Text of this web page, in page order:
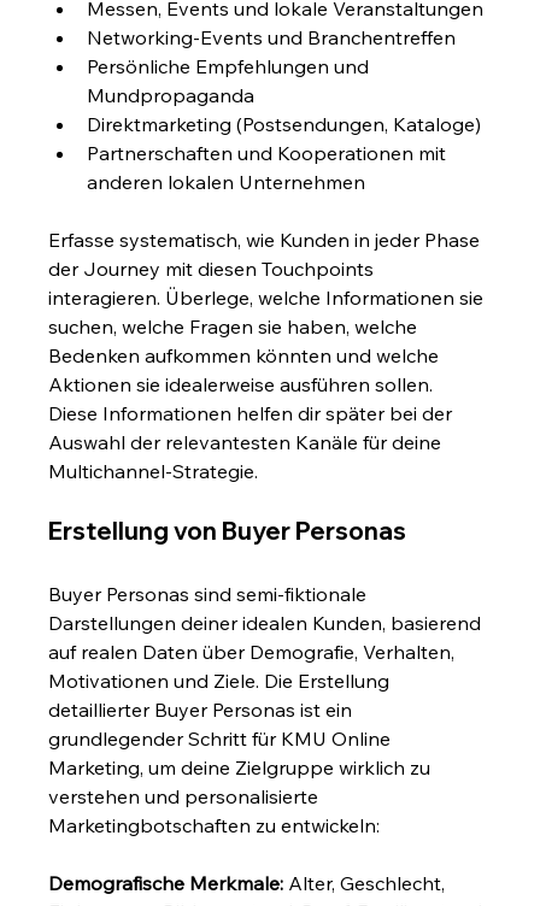
Messen, Events und lokale Veranstaltungen
Networking-Events und Branchentreffen
Persönliche Empfehlungen und
Mundpropaganda
Direktmarketing (Postsendungen, Kataloge)
Partnerschaften und Kooperationen mit
anderen lokalen Unternehmen
Erfasse systematisch, wie Kunden in jeder Phase
der Journey mit diesen Touchpoints
interagieren. Überlege, welche Informationen sie
suchen, welche Fragen sie haben, welche
Bedenken aufkommen könnten und welche
Aktionen sie idealerweise ausführen sollen.
Diese Informationen helfen dir später bei der
Auswahl der relevantesten Kanäle für deine
Multichannel-Strategie.
Erstellung von Buyer Personas
Buyer Personas sind semi-fiktionale
Darstellungen deiner idealen Kunden, basierend
auf realen Daten über Demografie, Verhalten,
Motivationen und Ziele. Die Erstellung
detaillierter Buyer Personas ist ein
grundlegender Schritt für KMU Online
Marketing, um deine Zielgruppe wirklich zu
verstehen und personalisierte
Marketingbotschaften zu entwickeln:
Demografische Merkmale: Alter, Geschlecht,